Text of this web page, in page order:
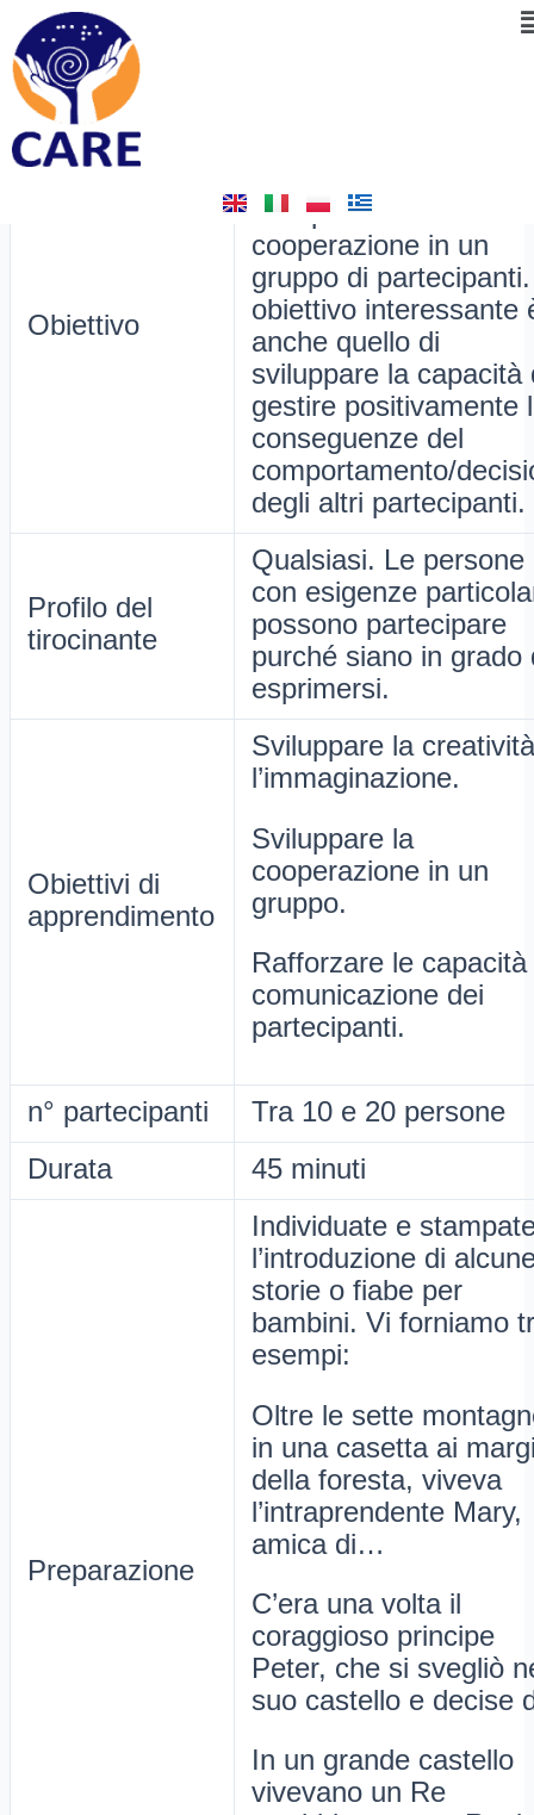
content
23. Finisci la storia
Byadmin /May 21, 2025
Obiettivo
le capacità di
cooperazione in un
gruppo di
obiettivo interessante
anche quello di
sviluppare la capacità
gestire positivamente
conseguenze del
comportamento/
degli altri partecipanti.
Profilo del
tirocinante
Qualsiasi. Le persone
con esigenze
possono partecipare
purché siano in grado
esprimersi.
Obiettivi di
apprendimento
Sviluppare la
l’immaginazione.
Sviluppare la
cooperazione in un
gruppo.
Rafforzare le capacità
comunicazione dei
partecipanti.
n° partecipanti
Tra 10 e 20 persone
Durata
45 minuti
Preparazione
Individuate e
l’introduzione di
storie o fiabe per
bambini. Vi forniamo
esempi:
Oltre le sette
in una casetta ai
della foresta, viveva
l’intraprendente Mary,
amica di…
C’era una volta il
coraggioso principe
Peter, che si svegliò
suo castello e decise
In un grande castello
vivevano un Re
navigation